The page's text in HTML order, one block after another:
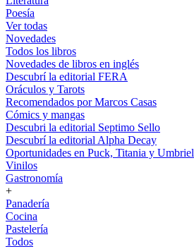
Poesía
Ver todas
Novedades
Todos los libros
Novedades de libros en inglés
Descubrí la editorial FERA
Oráculos y Tarots
Recomendados por Marcos Casas
Cómics y mangas
Descubri la editorial Septimo Sello
Descubrí la editorial Alpha Decay
Oportunidades en Puck, Titania y Umbriel
Vinilos
Gastronomía
+
Panadería
Cocina
Pastelería
Todos